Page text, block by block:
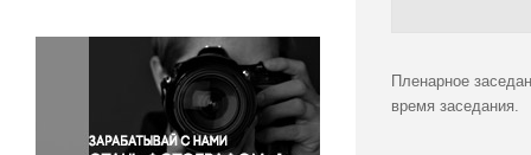
Окружающая среда
Политика
Правосудие
Происшествия и конфликты
Пленарное
время заседания.